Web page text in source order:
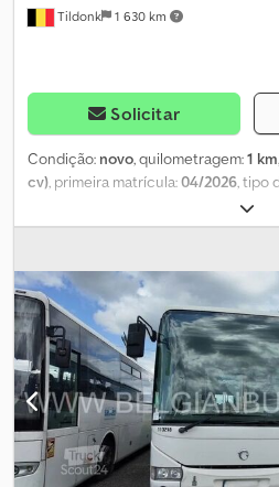
Tildonk 1 630 km
Solicitar
Condição: novo, quilometragem:1 km
cv) , primeira matrícula:04/2026 , tipo
, tipo de
de emissão:Euro 6, cor:outro,
Equipamento:ABS, ar
cruzeiro, = Outras opções e
Outros Dodeyz Aidepfx Ahuswa - Ar
informações = Danos: nenhum =
Somos uma empresa internacional
arredores de Bruxelas (+/-20 km). A
parceiro ideal para a compra e
dispõe de um amplo parque de
área de exposição. Temos sempre
de autocarros de todas as marcas,